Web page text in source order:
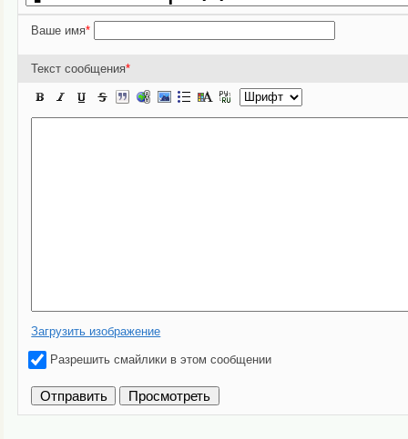
Ваше имя*
Текст сообщения*
Загрузить изображение
Разрешить смайлики в этом сообщении